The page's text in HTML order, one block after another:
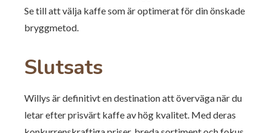
Se till att välja kaffe som är optimerat för din önskade
bryggmetod.
Slutsats
Willys är definitivt en destination att överväga när du
letar efter prisvärt kaffe av hög kvalitet. Med deras